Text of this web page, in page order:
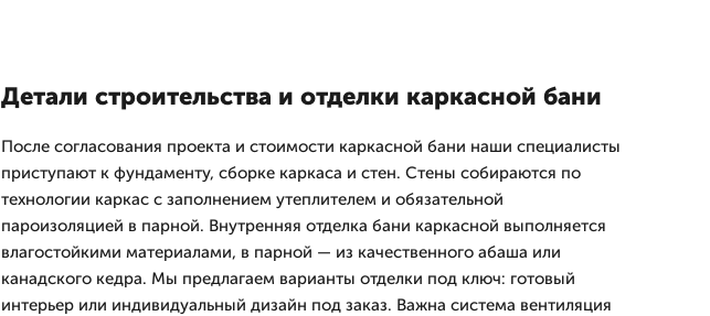
Детали строительства и отделки каркасной бани
После согласования проекта и стоимости каркасной бани наши специалисты
приступают к фундаменту, сборке каркаса и стен. Стены собираются по
технологии каркас с заполнением утеплителем и обязательной
пароизоляцией в парной. Внутренняя отделка бани каркасной выполняется
влагостойкими материалами, в парной — из качественного абаша или
канадского кедра. Мы предлагаем варианты отделки под ключ: готовый
интерьер или индивидуальный дизайн под заказ. Важна система вентиляция